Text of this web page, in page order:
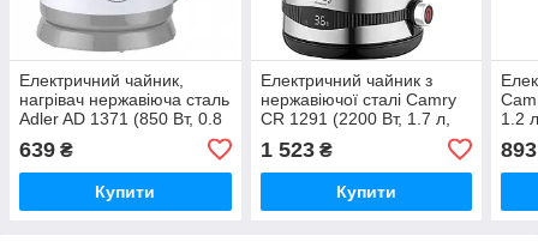
Електричний чайник,
нагрівач нержавіюча сталь
Adler AD 1371 (850 Вт, 0.8
639 ₴
Купити
Електричний чайник з
нержавіючої сталі Camry
CR 1291 (2200 Вт, 1.7 л,
стильний)
1 523₴
Купити
1.2
893